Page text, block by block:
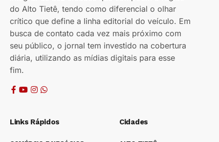
do Alto Tietê, tendo como diferencial o olhar
crítico que define a linha editorial do veículo. Em
busca de contato cada vez mais próximo com
seu público, o jornal tem investido na cobertura
diária, utilizando as mídias digitais para esse
fim.
Links Rápidos Cidades